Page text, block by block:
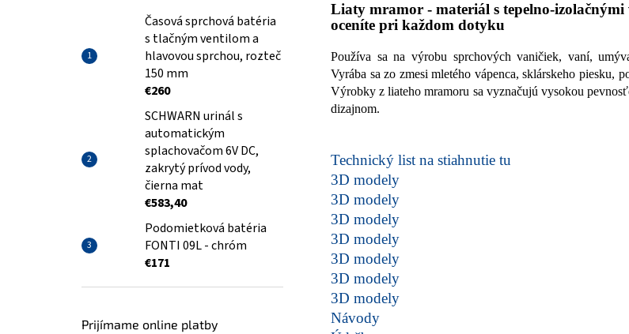
Časová sprchová batéria
s tlačným ventilom a
hlavovou sprchou, rozteč
150 mm
€260
SCHWARN urinál s
automatickým
splachovačom 6V DC,
zakrytý prívod vody,
čierna mat
€583,40
Podomietková batéria
FONTI 09L - chróm
€171
Prijímame online platby
Liaty mramor - materiál s tepelno-
oceníte pri každom dotyku
Používa sa na výrobu sprchových vaničiek, vaní,
Vyrába sa zo zmesi mletého vápenca, sklárskeho piesku,
Výrobky z liateho mramoru sa vyznačujú vysokou
dizajnom.
Technický list na stiahnutie tu
3D modely
3D modely
3D modely
3D modely
3D modely
3D modely
3D modely
Návody